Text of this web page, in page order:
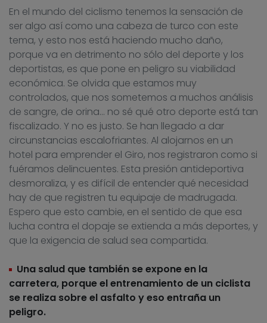
En el mundo del ciclismo tenemos la sensación de
ser algo así como una cabeza de turco con este
tema, y esto nos está haciendo mucho daño,
porque va en detrimento no sólo del deporte y los
deportistas, es que pone en peligro su viabilidad
económica. Se olvida que estamos muy
controlados, que nos sometemos a muchos análisis
de sangre, de orina… no sé qué otro deporte está tan
fiscalizado. Y no es justo. Se han llegado a dar
circunstancias escalofriantes. Al alojarnos en un
hotel para emprender el Giro, nos registraron como si
fuéramos delincuentes. Esta presión antideportiva
desmoraliza, y es difícil de entender qué necesidad
hay de que registren tu equipaje de madrugada.
Espero que esto cambie, en el sentido de que esa
lucha contra el dopaje se extienda a más deportes, y
que la exigencia de salud sea compartida.
Una salud que también se expone en la
carretera, porque el entrenamiento de un ciclista
se realiza sobre el asfalto y eso entraña un
peligro.